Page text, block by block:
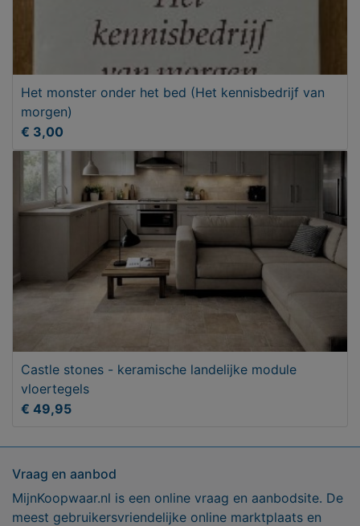
Het monster onder het bed (Het kennisbedrijf van
morgen)
€ 3,00
Castle stones - keramische landelijke module
vloertegels
€ 49,95
Vraag en aanbod
MijnKoopwaar.nl is een online vraag en aanbodsite. De
meest gebruikersvriendelijke online marktplaats en